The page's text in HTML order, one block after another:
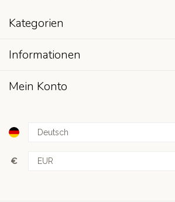
Kategorien
Informationen
Mein Konto
€